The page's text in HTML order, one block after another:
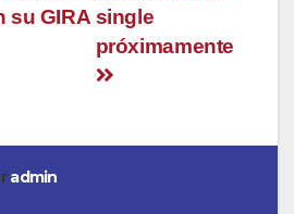
single
próximamente
su GIRA
admin